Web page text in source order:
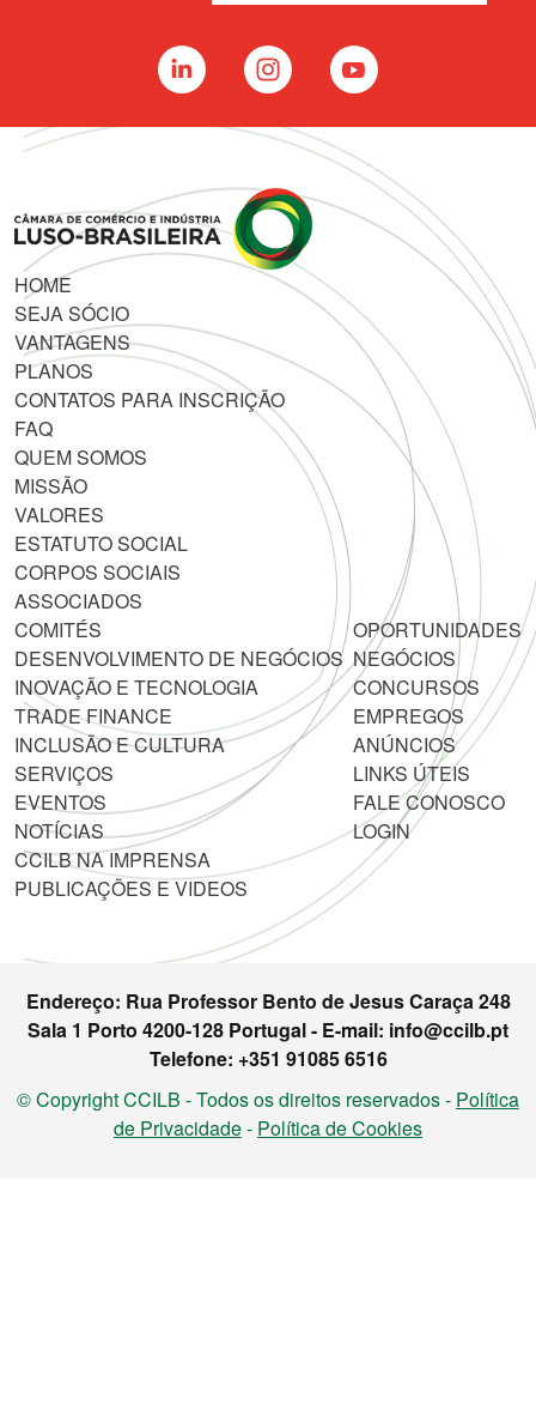
HOME
SEJA SÓCIO
VANTAGENS
PLANOS
CONTATOS PARA INSCRIÇÃO
FAQ
QUEM SOMOS
MISSÃO
VALORES
ESTATUTO SOCIAL
CORPOS SOCIAIS
ASSOCIADOS
COMITÉS
DESENVOLVIMENTO DE NEGÓCIOS
INOVAÇÃO E TECNOLOGIA
TRADE FINANCE
INCLUSÃO E CULTURA
SERVIÇOS
EVENTOS
NOTÍCIAS
CCILB NA IMPRENSA
PUBLICAÇÕES E VIDEOS
OPORTUNIDADES
NEGÓCIOS
CONCURSOS
EMPREGOS
ANÚNCIOS
LINKS ÚTEIS
FALE CONOSCO
LOGIN
Endereço: Rua Professor Bento de Jesus Caraça 248
Sala 1 Porto 4200-128 Portugal - E-mail: info@ccilb.pt
Telefone: +351 91085 6516
© Copyright CCILB - Todos os direitos reservados - Política
de Privacidade- Política de Cookies